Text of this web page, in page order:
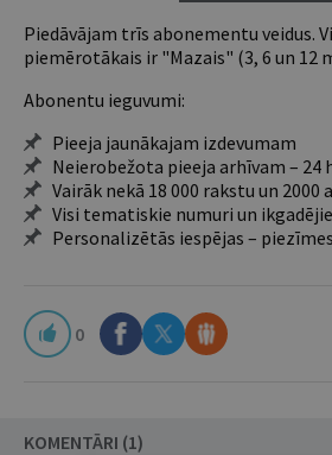
Piedāvājam trīs abonementu veidus.
piemērotākais ir "Mazais" (3, 6 un 12
Abonentu ieguvumi:
Pieeja jaunākajam izdevumam
Neierobežota pieeja arhīvam – 24
Vairāk nekā 18 000 rakstu un 2000
Visi tematiskie numuri un
Personalizētās iespējas –
0
KOMENTĀRI (1)